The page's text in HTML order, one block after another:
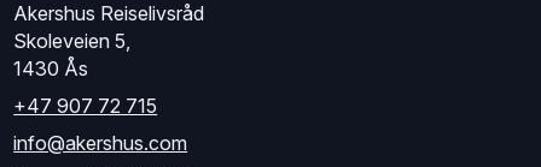
Akershus Reiselivsråd
Skoleveien 5,
1430 Ås
+47 907 72 715
info@akershus.com